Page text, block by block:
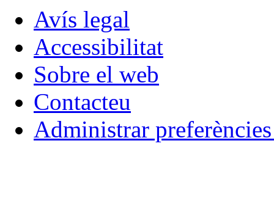
Avís legal
Accessibilitat
Sobre el web
Contacteu
Administrar